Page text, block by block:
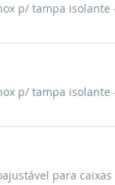
p/ tampa
p/ tampa
para